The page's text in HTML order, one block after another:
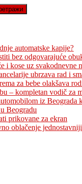
automatske kapije?
bez odgovarajuće
i kose uz svakodnevne
ubrzava rad i
za bebe olakšava
– kompletan vodič za
iz Beograda
Beogradu
prikovane za ekran
oblačenje